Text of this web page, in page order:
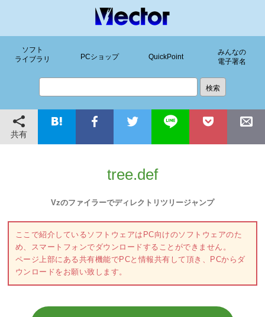
ソフト
ライブラリ
PCショップ QuickPoint
みんなの
電子署名
共有
tree.def
Vzのファイラーでディレクトリツリージャンプ
ここで紹介しているソフトウェアはPC向けのソフトウェアのた
め、スマートフォンでダウンロードすることができません。
ページ上部にある共有機能でPCと情報共有して頂き、PCからダ
ウンロードをお願い致します。